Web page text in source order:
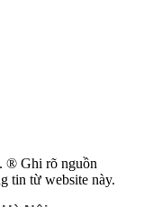
® Ghi rõ nguồn
tin từ website này.